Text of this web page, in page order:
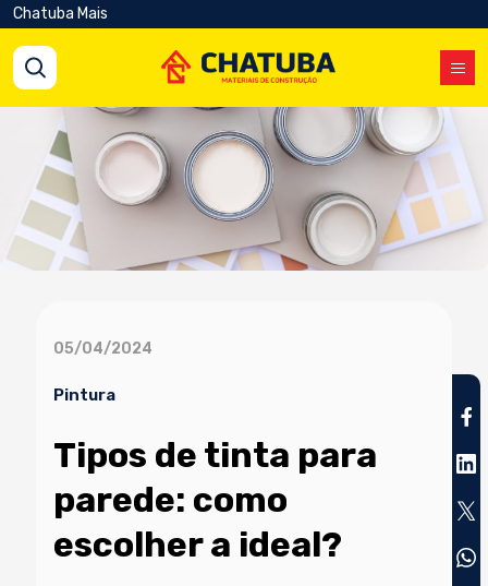
Chatuba Mais
05/04/2024
Pintura
Tipos de tinta para
parede: como
escolher a ideal?